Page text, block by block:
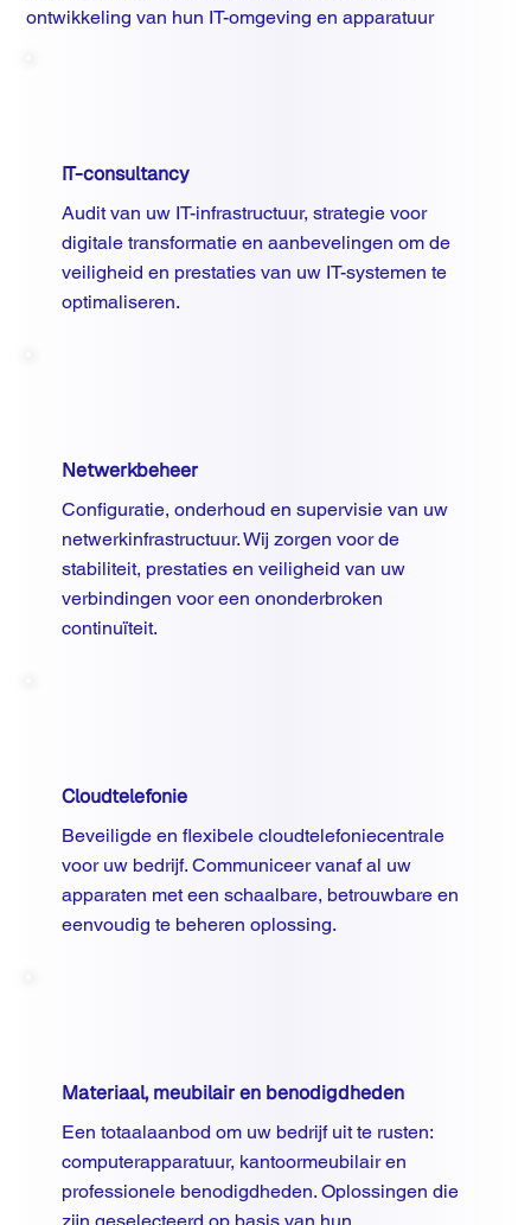
ontwikkeling van hun IT-omgeving en apparatuur
IT-consultancy
Audit van uw IT-infrastructuur, strategie voor
digitale transformatie en aanbevelingen om de
veiligheid en prestaties van uw IT-systemen te
optimaliseren.
Netwerkbeheer
Configuratie, onderhoud en supervisie van uw
netwerkinfrastructuur. Wij zorgen voor de
stabiliteit, prestaties en veiligheid van uw
verbindingen voor een ononderbroken
continuïteit.
Cloudtelefonie
Beveiligde en flexibele cloudtelefoniecentrale
voor uw bedrijf. Communiceer vanaf al uw
apparaten met een schaalbare, betrouwbare en
eenvoudig te beheren oplossing.
Materiaal, meubilair en benodigdheden
Een totaalaanbod om uw bedrijf uit te rusten:
computerapparatuur, kantoormeubilair en
professionele benodigdheden. Oplossingen die
zijn geselecteerd op basis van hun